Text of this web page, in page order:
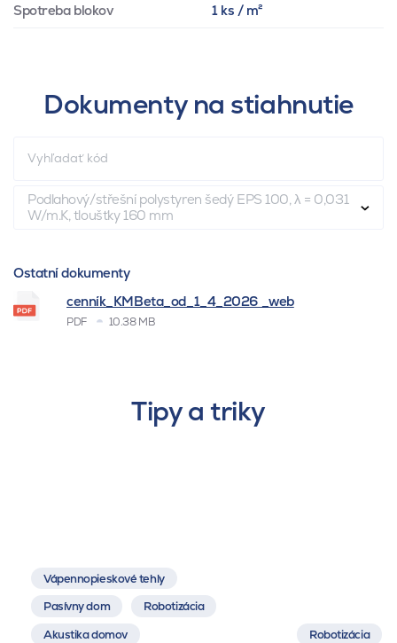
Spotreba blokov 1 ks / m²
Dokumenty na stiahnutie
Podlahový/střešní polystyren šedý EPS 100, λ = 0,031
W/m.K, tloušťky 160 mm
Ostatní dokumenty
cenník_KMBeta_od_1_4_2026 _web
PDF 10.38 MB
Tipy a triky
Vápennopieskové tehly
Pasívny dom
Robotizácia
Akustika domov
Robotizácia